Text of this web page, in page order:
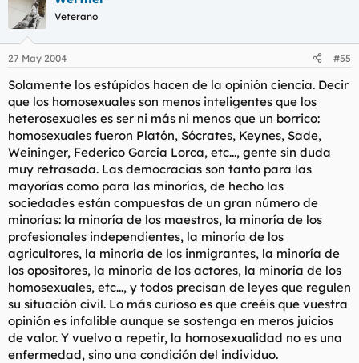
Veterano
27 May 2004 #55
Solamente los estúpidos hacen de la opinión ciencia. Decir
que los homosexuales son menos inteligentes que los
heterosexuales es ser ni más ni menos que un borrico:
homosexuales fueron Platón, Sócrates, Keynes, Sade,
Weininger, Federico García Lorca, etc..., gente sin duda
muy retrasada. Las democracias son tanto para las
mayorías como para las minorías, de hecho las
sociedades están compuestas de un gran número de
minorías: la minoría de los maestros, la minoría de los
profesionales independientes, la minoría de los
agricultores, la minoría de los inmigrantes, la minoría de
los opositores, la minoría de los actores, la minoría de los
homosexuales, etc..., y todos precisan de leyes que regulen
su situación civil. Lo más curioso es que creéis que vuestra
opinión es infalible aunque se sostenga en meros juicios
de valor. Y vuelvo a repetir, la homosexualidad no es una
enfermedad, sino una condición del individuo.